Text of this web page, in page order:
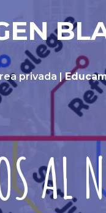
privada |
AL